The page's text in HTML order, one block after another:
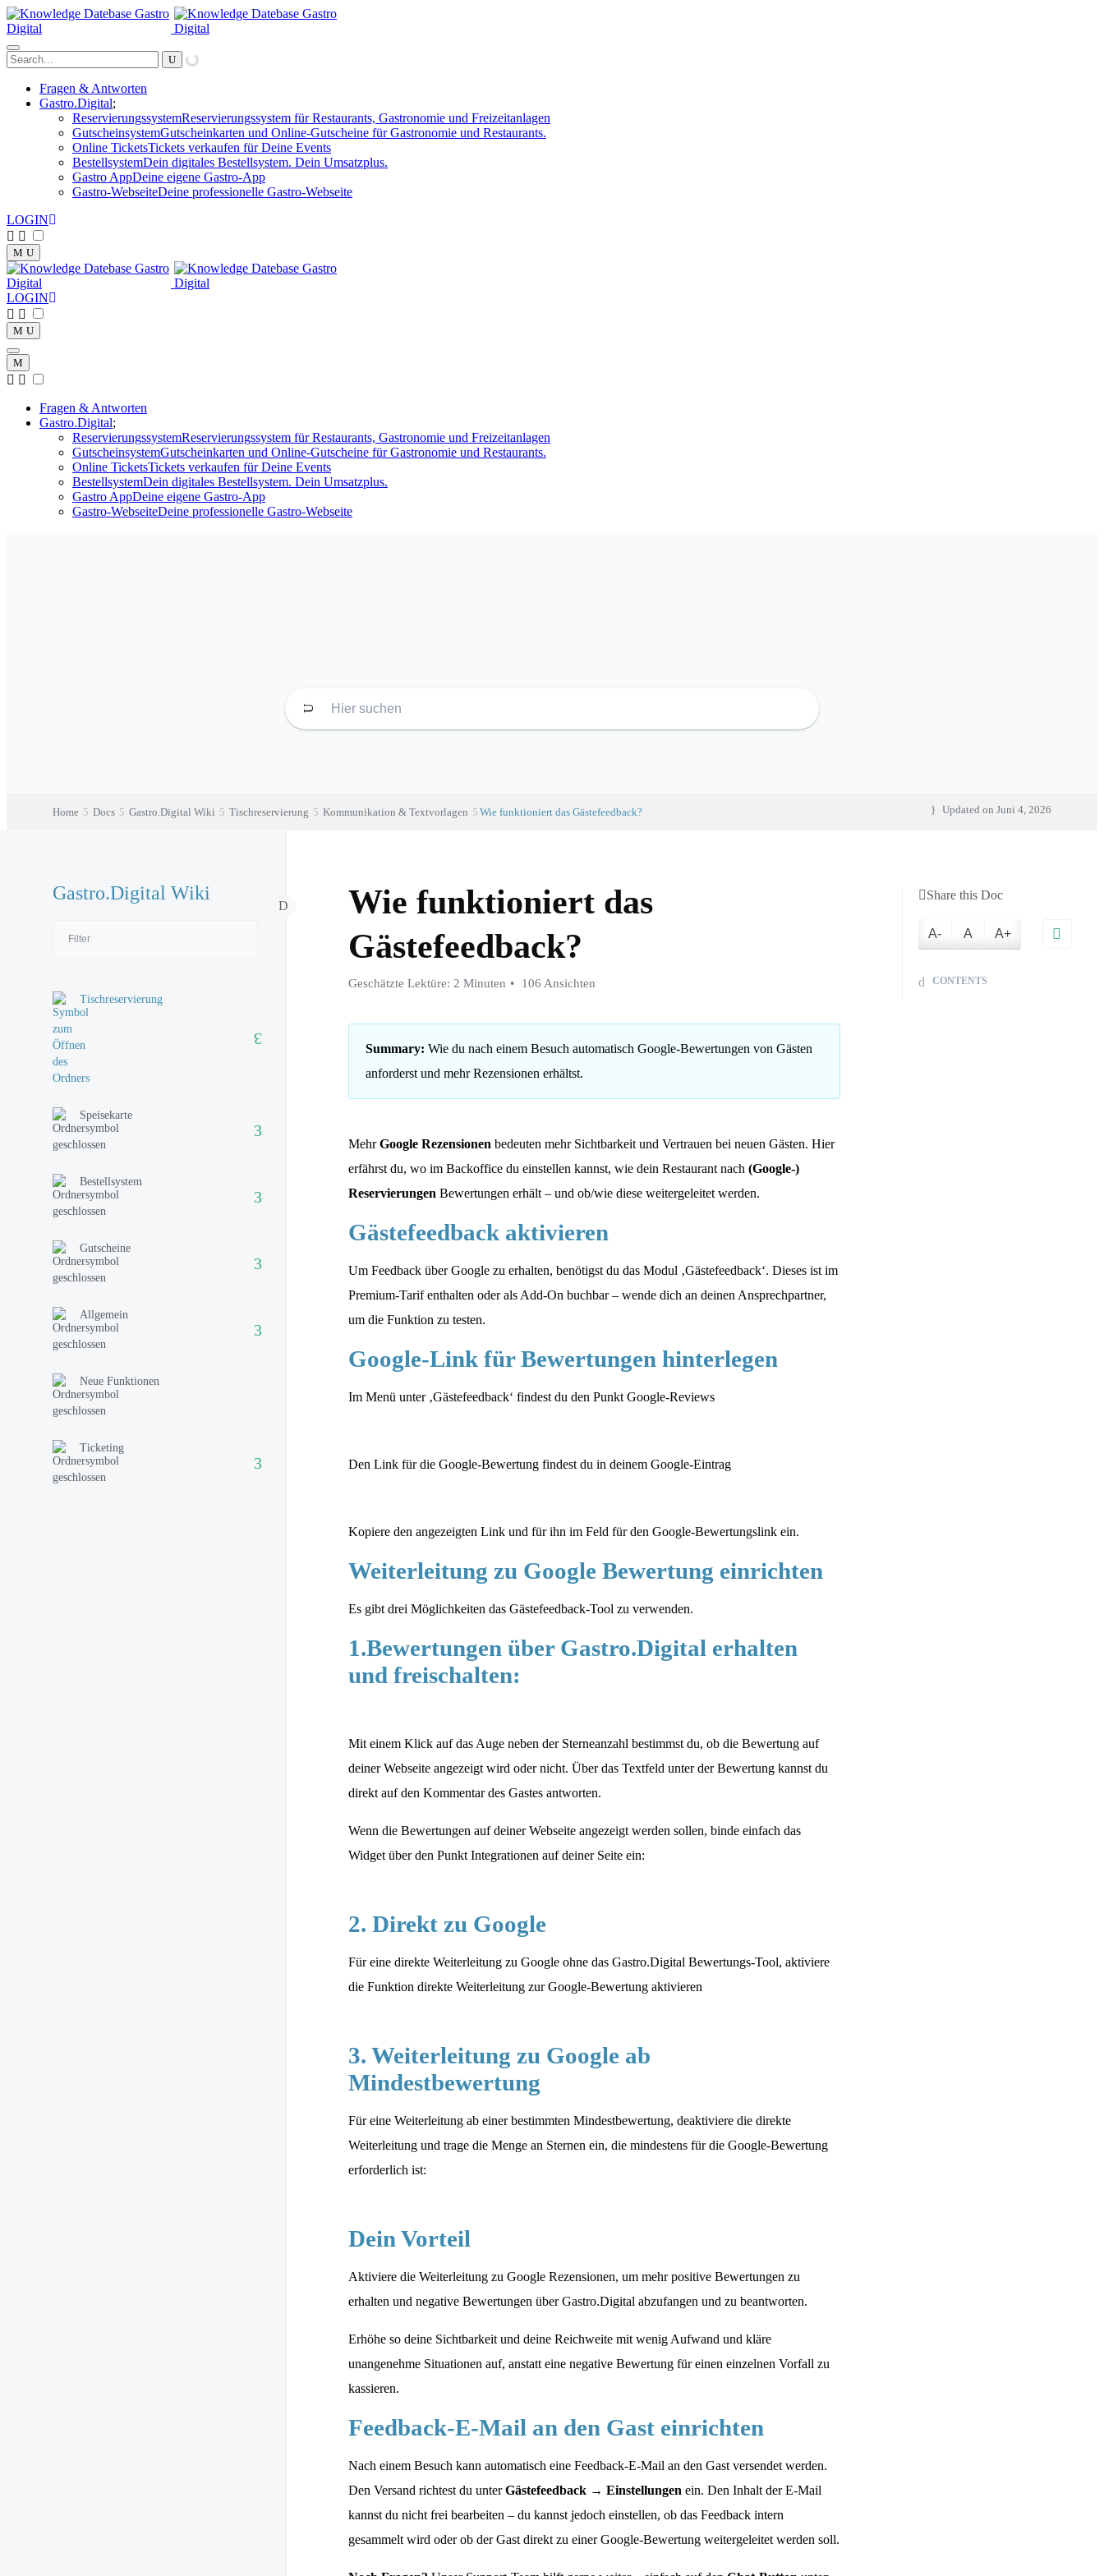
Fragen & Antworten
Gastro.Digital
ReservierungssystemReservierungssystem für Restaurants, Gastronomie und Freizeitanlagen
GutscheinsystemGutscheinkarten und Online-Gutscheine für Gastronomie und Restaurants.
Online TicketsTickets verkaufen für Deine Events
BestellsystemDein digitales Bestellsystem. Dein Umsatzplus.
Gastro AppDeine eigene Gastro-App
Gastro-WebseiteDeine professionelle Gastro-Webseite
LOGIN
LOGIN
Fragen & Antworten
Gastro.Digital
ReservierungssystemReservierungssystem für Restaurants, Gastronomie und Freizeitanlagen
GutscheinsystemGutscheinkarten und Online-Gutscheine für Gastronomie und Restaurants.
Online TicketsTickets verkaufen für Deine Events
BestellsystemDein digitales Bestellsystem. Dein Umsatzplus.
Gastro AppDeine eigene Gastro-App
Gastro-WebseiteDeine professionelle Gastro-Webseite
Home Docs Gastro.Digital Wiki Tischreservierung Kommunikation & Textvorlagen Wie funktioniert das Gästefeedback? Updated on Juni 4, 2026
Gastro.Digital Wiki
Tischreservierung
Speisekarte
Bestellsystem
Gutscheine
Allgemein
Neue Funktionen
Ticketing
Wie funktioniert das
Gästefeedback?
Geschätzte Lektüre: 2 Minuten 106 Ansichten
Summary:Wie du nach einem Besuch automatisch Google-Bewertungen von Gästen
anforderst und mehr Rezensionen erhältst.
MehrGoogle Rezensionen bedeuten mehr Sichtbarkeit und Vertrauen bei neuen Gästen. Hier
erfährst du, wo im Backoffice du einstellen kannst, wie dein Restaurant nach(Google-)
Reservierungen Bewertungen erhält – und ob/wie diese weitergeleitet werden.
Gästefeedback aktivieren
Um Feedback über Google zu erhalten, benötigst du das Modul ‚Gästefeedback‘. Dieses ist im
Premium-Tarif enthalten oder als Add-On buchbar – wende dich an deinen Ansprechpartner,
um die Funktion zu testen.
Google-Link für Bewertungen hinterlegen
Im Menü unter ‚Gästefeedback‘ findest du den Punkt Google-Reviews
Den Link für die Google-Bewertung findest du in deinem Google-Eintrag
Kopiere den angezeigten Link und für ihn im Feld für den Google-Bewertungslink ein.
Weiterleitung zu Google Bewertung einrichten
Es gibt drei Möglichkeiten das Gästefeedback-Tool zu verwenden.
1.Bewertungen über Gastro.Digital erhalten
und freischalten:
Mit einem Klick auf das Auge neben der Sterneanzahl bestimmst du, ob die Bewertung auf
deiner Webseite angezeigt wird oder nicht. Über das Textfeld unter der Bewertung kannst du
direkt auf den Kommentar des Gastes antworten.
Wenn die Bewertungen auf deiner Webseite angezeigt werden sollen, binde einfach das
Widget über den Punkt Integrationen auf deiner Seite ein:
2. Direkt zu Google
Für eine direkte Weiterleitung zu Google ohne das Gastro.Digital Bewertungs-Tool, aktiviere
die Funktion direkte Weiterleitung zur Google-Bewertung aktivieren
3. Weiterleitung zu Google ab
Mindestbewertung
Für eine Weiterleitung ab einer bestimmten Mindestbewertung, deaktiviere die direkte
Weiterleitung und trage die Menge an Sternen ein, die mindestens für die Google-Bewertung
erforderlich ist:
Dein Vorteil
Aktiviere die Weiterleitung zu Google Rezensionen, um mehr positive Bewertungen zu
erhalten und negative Bewertungen über Gastro.Digital abzufangen und zu beantworten.
Erhöhe so deine Sichtbarkeit und deine Reichweite mit wenig Aufwand und kläre
unangenehme Situationen auf, anstatt eine negative Bewertung für einen einzelnen Vorfall zu
kassieren.
Feedback-E-Mail an den Gast einrichten
Nach einem Besuch kann automatisch eine Feedback-E-Mail an den Gast versendet werden.
Den Versand richtest du unterGästefeedback → Einstellungen ein. Den Inhalt der E-Mail
kannst du nicht frei bearbeiten – du kannst jedoch einstellen, ob das Feedback intern
gesammelt wird oder ob der Gast direkt zu einer Google-Bewertung weitergeleitet werden soll.
Share this Doc
A- A A+
CONTENTS